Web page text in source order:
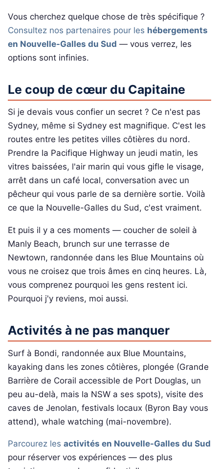
Vous cherchez quelque chose de très spécifique ?
Consultez nos partenaires pour les hébergements
en Nouvelle-Galles du Sud — vous verrez, les
options sont infinies.
Le coup de cœur du Capitaine
Si je devais vous confier un secret ? Ce n'est pas
Sydney, même si Sydney est magnifique. C'est les
routes entre les petites villes côtières du nord.
Prendre la Pacifique Highway un jeudi matin, les
vitres baissées, l'air marin qui vous gifle le visage,
arrêt dans un café local, conversation avec un
pêcheur qui vous parle de sa dernière sortie. Voilà
ce que la Nouvelle-Galles du Sud, c'est vraiment.
Et puis il y a ces moments — coucher de soleil à
Manly Beach, brunch sur une terrasse de
Newtown, randonnée dans les Blue Mountains où
vous ne croisez que trois âmes en cinq heures. Là,
vous comprenez pourquoi les gens restent ici.
Pourquoi j'y reviens, moi aussi.
Activités à ne pas manquer
Surf à Bondi, randonnée aux Blue Mountains,
kayaking dans les zones côtières, plongée (Grande
Barrière de Corail accessible de Port Douglas, un
peu au-delà, mais la NSW a ses spots), visite des
caves de Jenolan, festivals locaux (Byron Bay vous
attend), whale watching (mai-novembre).
Parcourez les activités en Nouvelle-Galles du Sud
pour réserver vos expériences — des plus